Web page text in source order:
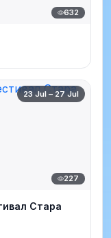
632
23 Jul – 27 Jul
227
Стара